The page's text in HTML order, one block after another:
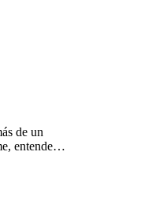
de un
entender
además
a